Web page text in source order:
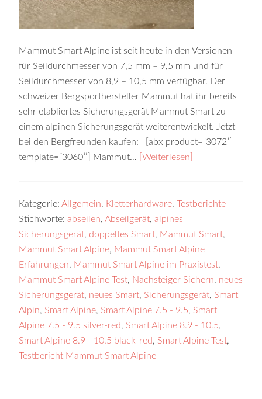
Mammut Smart Alpine ist seit heute in den Versionen
für Seildurchmesser von 7,5 mm – 9,5 mm und für
Seildurchmesser von 8,9 – 10,5 mm verfügbar. Der
schweizer Bergsporthersteller Mammut hat ihr bereits
sehr etabliertes Sicherungsgerät Mammut Smart zu
einem alpinen Sicherungsgerät weiterentwickelt. Jetzt
bei den Bergfreunden kaufen: [abx product=“3072″
template=“3060″] Mammut…
[Weiterlesen]
Kategorie:Allgemein, Kletterhardware,Testberichte
Stichworte:abseilen,Abseilgerät,alpines
Sicherungsgerät, doppeltes Smart, Mammut Smart,
Mammut Smart Alpine, Mammut Smart Alpine
Erfahrungen, Mammut Smart Alpine im Praxistest,
Mammut Smart Alpine Test, Nachsteiger Sichern, neues
Sicherungsgerät, neues Smart, Sicherungsgerät, Smart
Alpin, Smart Alpine, Smart Alpine 7.5 - 9.5, Smart
Alpine 7.5 - 9.5 silver-red, Smart Alpine 8.9 - 10.5,
Smart Alpine 8.9 - 10.5 black-red, Smart Alpine Test,
Testbericht Mammut Smart Alpine